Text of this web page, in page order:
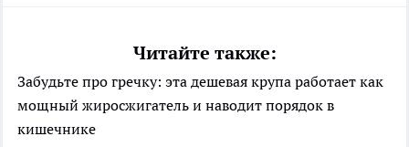
Читайте также:
Забудьте про гречку: эта дешевая крупа работает как
мощный жиросжигатель и наводит порядок в
кишечнике